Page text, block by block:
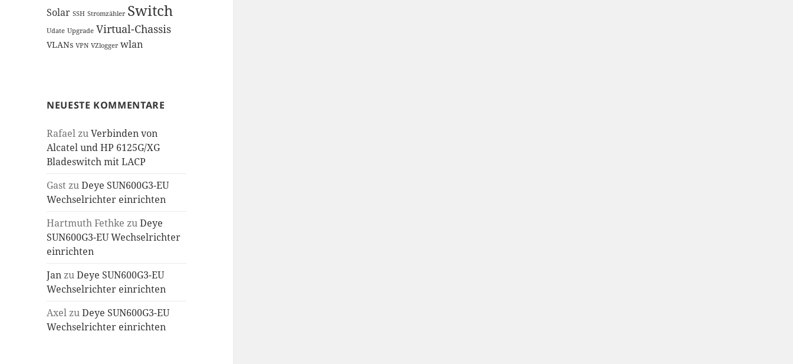
Solar SSH Stromzähler Switch
Udate Upgrade Virtual-Chassis
VLANs VPN VZlogger wlan
NEUESTE KOMMENTARE
RafaelzuVerbinden von
Alcatel und HP 6125G/XG
Bladeswitch mit LACP
GastzuDeye SUN600G3-EU
Wechselrichter einrichten
Hartmuth Fethke zuDeye
SUN600G3-EU Wechselrichter
einrichten
JanzuDeye SUN600G3-EU
Wechselrichter einrichten
AxelzuDeye SUN600G3-EU
Wechselrichter einrichten